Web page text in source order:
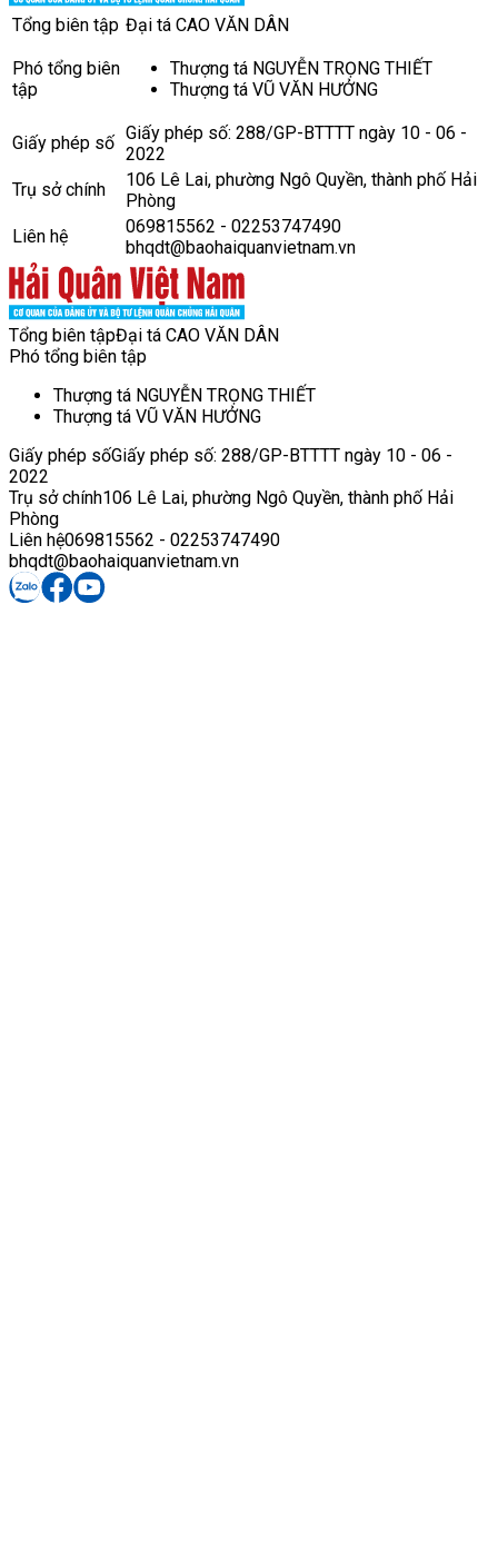
Tổng biên tập Đại tá CAO VĂN DÂN
Phó tổng biên
tập
Thượng tá NGUYỄN TRỌNG THIẾT
Thượng tá VŨ VĂN HƯỞNG
Giấy phép số Giấy phép số: 288/GP-BTTTT ngày 10 - 06 -
2022
Trụ sở chính
106 Lê Lai, phường Ngô Quyền, thành phố Hải
Phòng
Liên hệ
069815562 - 02253747490
bhqdt@baohaiquanvietnam.vn
Tổng biên tậpĐại tá CAO VĂN DÂN
Phó tổng biên tập
Thượng tá NGUYỄN TRỌNG THIẾT
Thượng tá VŨ VĂN HƯỞNG
Giấy phép sốGiấy phép số: 288/GP-BTTTT ngày 10 - 06 -
2022
Trụ sở chính106 Lê Lai, phường Ngô Quyền, thành phố Hải
Phòng
Liên hệ069815562 - 02253747490
bhqdt@baohaiquanvietnam.vn